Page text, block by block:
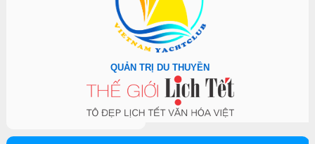
QUẢN TRỊ DU THUYỀN